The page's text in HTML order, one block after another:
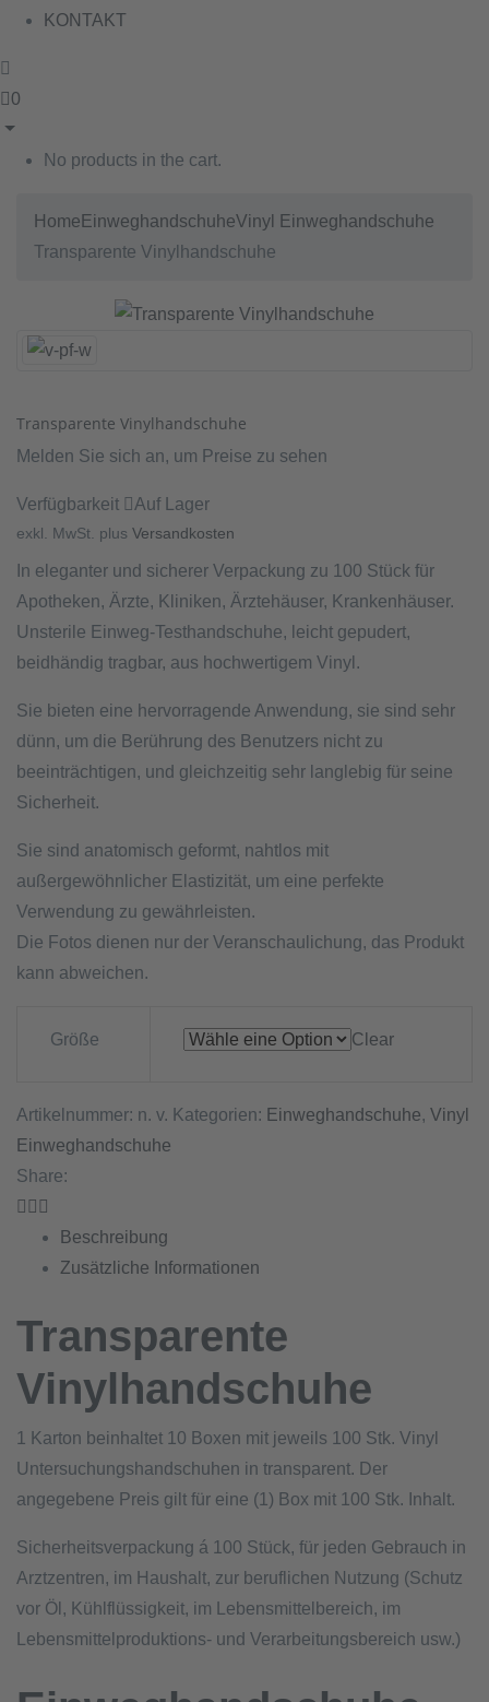
KONTAKT
0
No products in the cart.
Home EinweghandschuheVinyl Einweghandschuhe
Transparente Vinylhandschuhe
Transparente Vinylhandschuhe
Melden Sie sich an, um Preise zu sehen
Verfügbarkeit Auf Lager
exkl. MwSt. plus Versandkosten
In eleganter und sicherer Verpackung zu 100 Stück für
Apotheken, Ärzte, Kliniken, Ärztehäuser, Krankenhäuser.
Unsterile Einweg-Testhandschuhe, leicht gepudert,
beidhändig tragbar, aus hochwertigem Vinyl.
Sie bieten eine hervorragende Anwendung, sie sind sehr
dünn, um die Berührung des Benutzers nicht zu
beeinträchtigen, und gleichzeitig sehr langlebig für seine
Sicherheit.
Sie sind anatomisch geformt, nahtlos mit
außergewöhnlicher Elastizität, um eine perfekte
Verwendung zu gewährleisten.
Die Fotos dienen nur der Veranschaulichung, das Produkt
kann abweichen.
Größe Clear
Artikelnummer: n. v. Kategorien: Einweghandschuhe, Vinyl
Einweghandschuhe
Share:
Beschreibung
Zusätzliche Informationen
Transparente
Vinylhandschuhe
1 Karton beinhaltet 10 Boxen mit jeweils 100 Stk. Vinyl
Untersuchungshandschuhen in transparent. Der
angegebene Preis gilt für eine (1) Box mit 100 Stk. Inhalt.
Sicherheitsverpackung á 100 Stück, für jeden Gebrauch in
Arztzentren, im Haushalt, zur beruflichen Nutzung (Schutz
vor Öl, Kühlflüssigkeit, im Lebensmittelbereich, im
Lebensmittelproduktions- und Verarbeitungsbereich usw.)